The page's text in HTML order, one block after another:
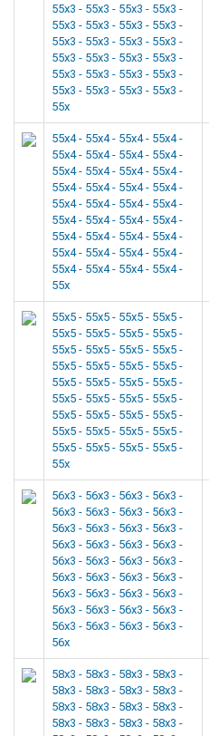
55x3 - 55x3 - 55x3 - 55x3 -
55x3 - 55x3 - 55x3 - 55x3 -
55x3 - 55x3 - 55x3 - 55x3 -
55x3 - 55x3 - 55x3 - 55x3 -
55x3 - 55x3 - 55x3 - 55x3 -
55x3 - 55x3 - 55x3 - 55x3 -
55x
55x4 - 55x4 - 55x4 - 55x4 -
55x4 - 55x4 - 55x4 - 55x4 -
55x4 - 55x4 - 55x4 - 55x4 -
55x4 - 55x4 - 55x4 - 55x4 -
55x4 - 55x4 - 55x4 - 55x4 -
55x4 - 55x4 - 55x4 - 55x4 -
55x4 - 55x4 - 55x4 - 55x4 -
55x4 - 55x4 - 55x4 - 55x4 -
55x4 - 55x4 - 55x4 - 55x4 -
55x
55x5 - 55x5 - 55x5 - 55x5 -
55x5 - 55x5 - 55x5 - 55x5 -
55x5 - 55x5 - 55x5 - 55x5 -
55x5 - 55x5 - 55x5 - 55x5 -
55x5 - 55x5 - 55x5 - 55x5 -
55x5 - 55x5 - 55x5 - 55x5 -
55x5 - 55x5 - 55x5 - 55x5 -
55x5 - 55x5 - 55x5 - 55x5 -
55x5 - 55x5 - 55x5 - 55x5 -
55x
56x3 - 56x3 - 56x3 - 56x3 -
56x3 - 56x3 - 56x3 - 56x3 -
56x3 - 56x3 - 56x3 - 56x3 -
56x3 - 56x3 - 56x3 - 56x3 -
56x3 - 56x3 - 56x3 - 56x3 -
56x3 - 56x3 - 56x3 - 56x3 -
56x3 - 56x3 - 56x3 - 56x3 -
56x3 - 56x3 - 56x3 - 56x3 -
56x3 - 56x3 - 56x3 - 56x3 -
56x
58x3 - 58x3 - 58x3 - 58x3 -
58x3 - 58x3 - 58x3 - 58x3 -
58x3 - 58x3 - 58x3 - 58x3 -
58x3 - 58x3 - 58x3 - 58x3 -